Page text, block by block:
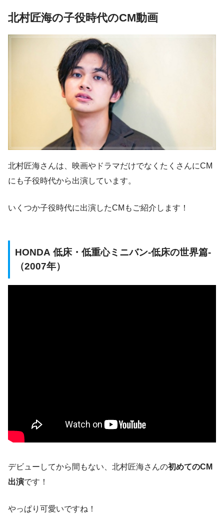
北村匠海の子役時代のCM動画
北村匠海さんは、映画やドラマだけでなくたくさんにCM
にも子役時代から出演しています。
いくつか子役時代に出演したCMもご紹介します！
HONDA 低床・低重心ミニバン-低床の世界篇-
（2007年）
デビューしてから間もない、北村匠海さんの初めてのCM
出演です！
やっぱり可愛いですね！